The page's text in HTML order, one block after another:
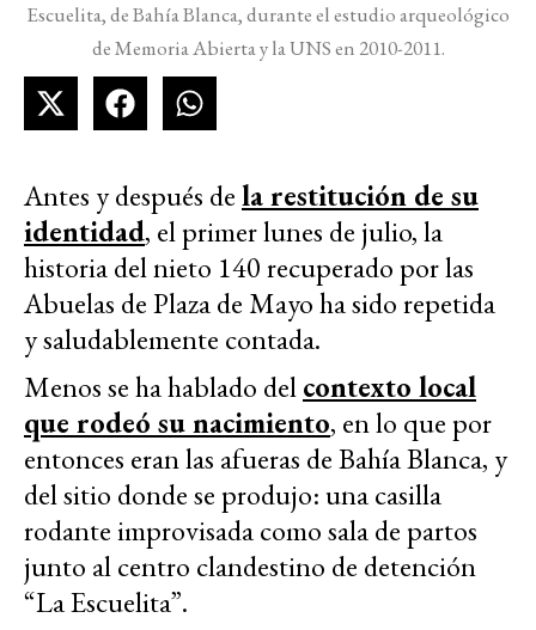
Escuelita, de Bahía Blanca, durante el estudio arqueológico
de Memoria Abierta y la UNS en 2010-2011.
Antes y después dela restitución de su
identidad, el primer lunes de julio, la
historia del nieto 140 recuperado por las
Abuelas de Plaza de Mayo ha sido repetida
y saludablemente contada.
Menos se ha hablado delcontexto local
que rodeó su nacimiento, en lo que por
entonces eran las afueras de Bahía Blanca, y
del sitio donde se produjo: una casilla
rodante improvisada como sala de partos
junto al centro clandestino de detención
“La Escuelita”.